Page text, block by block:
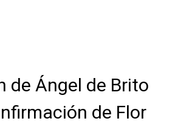
de Ángel de Brito
de Flor